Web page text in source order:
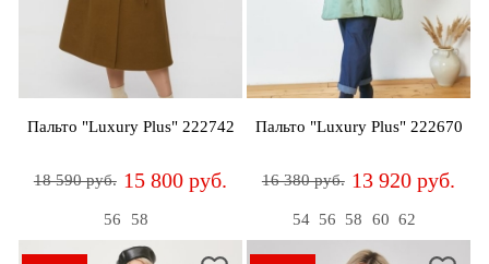
Пальто "Luxury Plus" 222742
18 590 руб. 15 800 руб.
56 58
Пальто "Luxury Plus" 222670
16 380 руб. 13 920 руб.
54 56 58 60 62